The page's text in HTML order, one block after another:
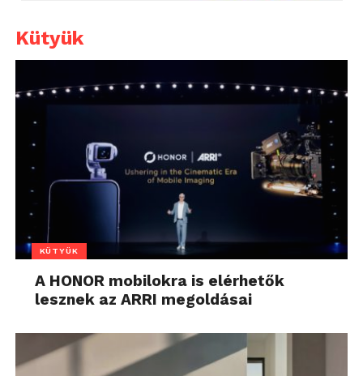
Kütyük
KÜTYÜK
A HONOR mobilokra is elérhetők
lesznek az ARRI megoldásai